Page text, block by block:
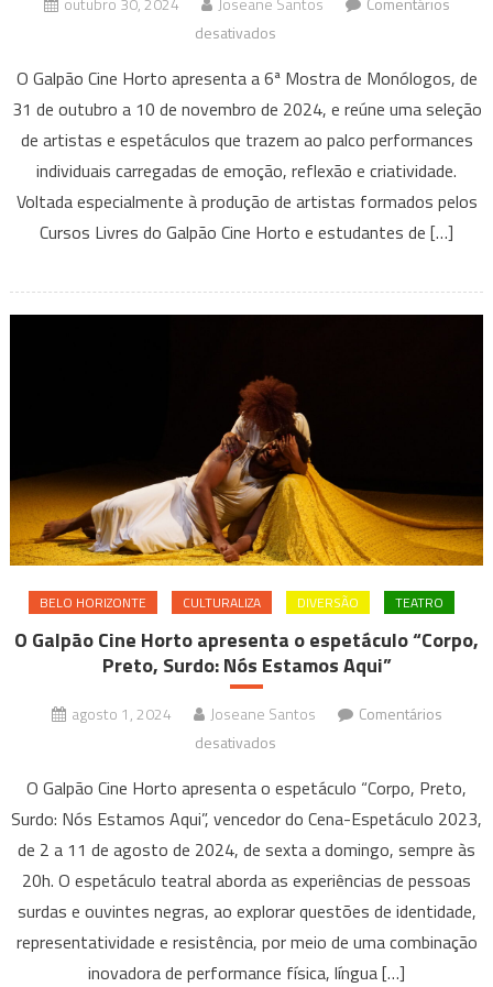
desativados
Cine
Horto
apresenta
6ª
Mostra
de
O Galpão Cine Horto apresenta a 6ª Mostra de Monólogos, de
31 de outubro a 10 de novembro de 2024, e reúne uma seleção
de artistas e espetáculos que trazem ao palco performances
individuais carregadas de emoção, reflexão e criatividade.
Voltada especialmente à produção de artistas formados pelos
Cursos Livres do Galpão Cine Horto e estudantes de […]
BELO HORIZONTE CULTURALIZA DIVERSÃO TEATRO
O Galpão Cine Horto apresenta o espetáculo “Corpo,
Preto, Surdo: Nós Estamos Aqui”
agosto 1, 2024 Joseane Santos
Comentários
desativados
Galpão
Cine
Horto
apresenta
o
espetáculo
“Corpo,
O Galpão Cine Horto apresenta o espetáculo “Corpo, Preto,
Surdo: Nós Estamos Aqui”, vencedor do Cena-Espetáculo 2023,
de 2 a 11 de agosto de 2024, de sexta a domingo, sempre às
20h. O espetáculo teatral aborda as experiências de pessoas
surdas e ouvintes negras, ao explorar questões de identidade,
representatividade e resistência, por meio de uma combinação
inovadora de performance física, língua […]